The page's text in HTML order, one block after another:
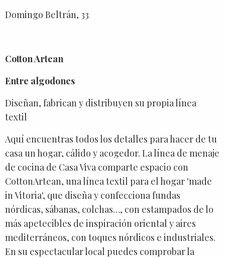
Domingo Beltrán, 33
Cotton Artean
Entre algodones
Diseñan, fabrican y distribuyen su propia línea
textil
Aquí encuentras todos los detalles para hacer de tu
casa un hogar, cálido y acogedor. La línea de menaje
de cocina de Casa Viva comparte espacio con
CottonArtean, una línea textil para el hogar 'made
in Vitoria', que diseña y confecciona fundas
nórdicas, sábanas, colchas…, con estampados de lo
más apetecibles de inspiración oriental y aires
mediterráneos, con toques nórdicos e industriales.
En su espectacular local puedes comprobar la